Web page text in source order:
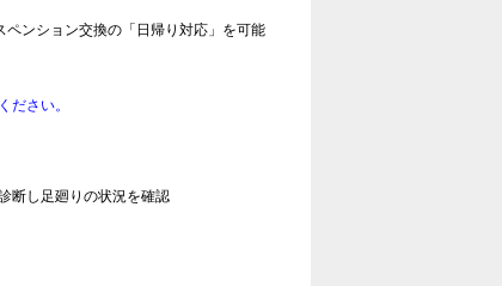
ンション交換の「日帰り対応」を可能
ださい。
断し足廻りの状況を確認